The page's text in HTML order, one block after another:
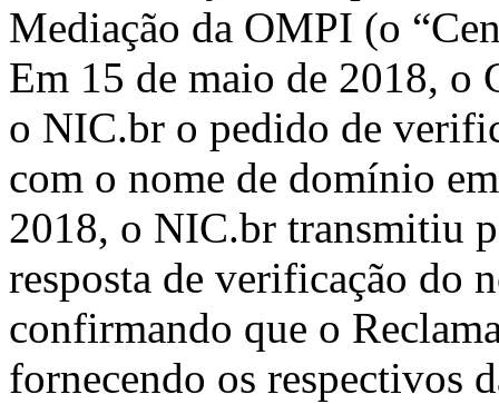
Mediação da OMPI (o
Em 15 de maio de 2018, o
o NIC.br o pedido de
com o nome de domínio
2018, o NIC.br transmitiu
resposta de verificação do
confirmando que o
fornecendo os respectivos